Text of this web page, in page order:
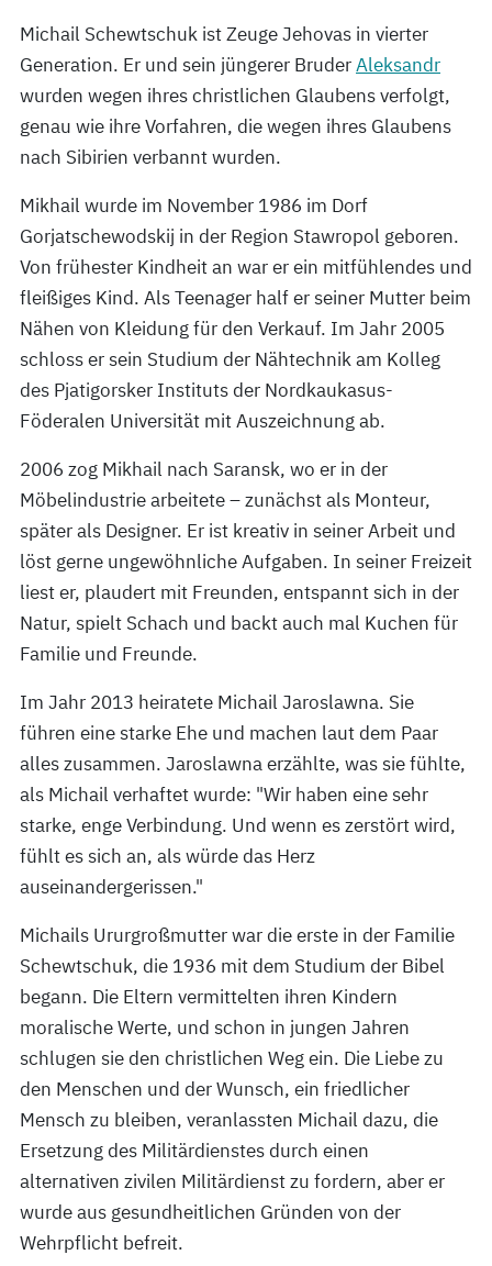
Michail Schewtschuk ist Zeuge Jehovas in vierter
Generation. Er und sein jüngerer BruderAleksandr
wurden wegen ihres christlichen Glaubens verfolgt,
genau wie ihre Vorfahren, die wegen ihres Glaubens
nach Sibirien verbannt wurden.
Mikhail wurde im November 1986 im Dorf
Gorjatschewodskij in der Region Stawropol geboren.
Von frühester Kindheit an war er ein mitfühlendes und
fleißiges Kind. Als Teenager half er seiner Mutter beim
Nähen von Kleidung für den Verkauf. Im Jahr 2005
schloss er sein Studium der Nähtechnik am Kolleg
des Pjatigorsker Instituts der Nordkaukasus-
Föderalen Universität mit Auszeichnung ab.
2006 zog Mikhail nach Saransk, wo er in der
Möbelindustrie arbeitete – zunächst als Monteur,
später als Designer. Er ist kreativ in seiner Arbeit und
löst gerne ungewöhnliche Aufgaben. In seiner Freizeit
liest er, plaudert mit Freunden, entspannt sich in der
Natur, spielt Schach und backt auch mal Kuchen für
Familie und Freunde.
Im Jahr 2013 heiratete Michail Jaroslawna. Sie
führen eine starke Ehe und machen laut dem Paar
alles zusammen. Jaroslawna erzählte, was sie fühlte,
als Michail verhaftet wurde: "Wir haben eine sehr
starke, enge Verbindung. Und wenn es zerstört wird,
fühlt es sich an, als würde das Herz
auseinandergerissen."
Michails Ururgroßmutter war die erste in der Familie
Schewtschuk, die 1936 mit dem Studium der Bibel
begann. Die Eltern vermittelten ihren Kindern
moralische Werte, und schon in jungen Jahren
schlugen sie den christlichen Weg ein. Die Liebe zu
den Menschen und der Wunsch, ein friedlicher
Mensch zu bleiben, veranlassten Michail dazu, die
Ersetzung des Militärdienstes durch einen
alternativen zivilen Militärdienst zu fordern, aber er
wurde aus gesundheitlichen Gründen von der
Wehrpflicht befreit.